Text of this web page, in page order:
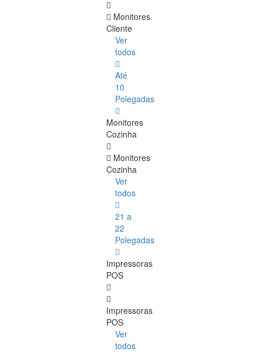
Monitores
Cliente
Ver
todos
Até
10
Polegadas
Monitores
Cozinha
Monitores
Cozinha
Ver
todos
21 a
22
Polegadas
Impressoras
POS
Impressoras
POS
Ver
todos